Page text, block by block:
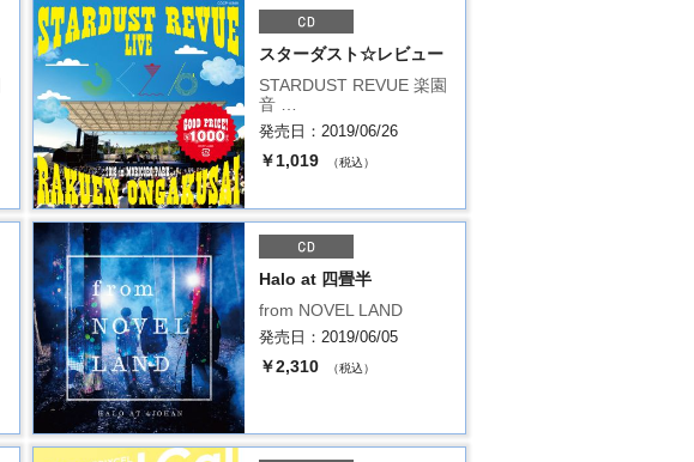
スターダスト☆レビュー
STARDUST REVUE 楽園
音 …
発売日：2019/06/26
￥1,019 （税込）
Halo at 四畳半
from NOVEL LAND
発売日：2019/06/05
￥2,310 （税込）